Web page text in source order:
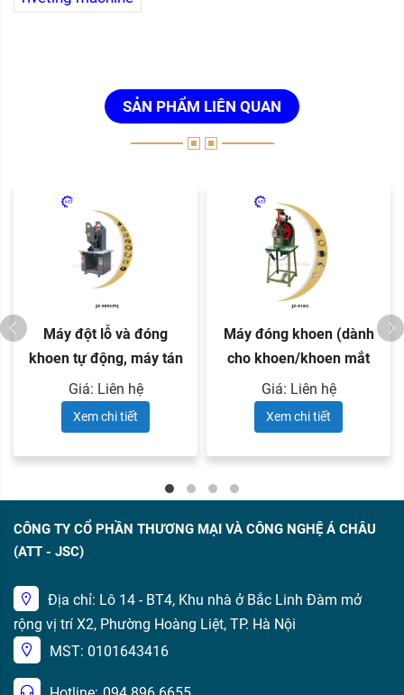
SẢN PHẨM LIÊN QUAN
Máy đột lỗ và đóng
khoen tự động, máy tán
đinh ...
Giá: Liên hệ
Xem chi tiết
Máy đóng khoen (dành
cho khoen/khoen mắt
ngỗng ...
Giá: Liên hệ
Xem chi tiết
CÔNG TY CỔ PHẦN THƯƠNG MẠI VÀ CÔNG NGHỆ Á CHÂU
(ATT - JSC)
Địa chỉ: Lô 14 - BT4, Khu nhà ở Bắc Linh Đàm mở
rộng vị trí X2, Phường Hoàng Liệt, TP. Hà Nội
MST: 0101643416